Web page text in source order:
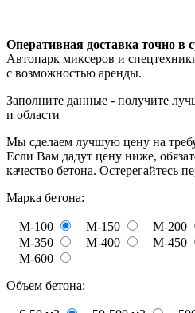
Оперативная доставка точно в
Автопарк миксеров и
с возможностью аренды.
Заполните данные - получите
и области
Мы сделаем лучшую цену на
Если Вам дадут цену ниже,
качество бетона. Остерегайтесь
Марка бетона:
М-100 М-150 М-200
М-350
М-400 М-450
М-600
Объем бетона: